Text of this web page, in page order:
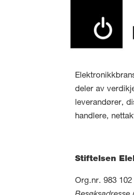
deler av
leverandører,
handlere,
Stiftelsen
Org.nr. 983 102